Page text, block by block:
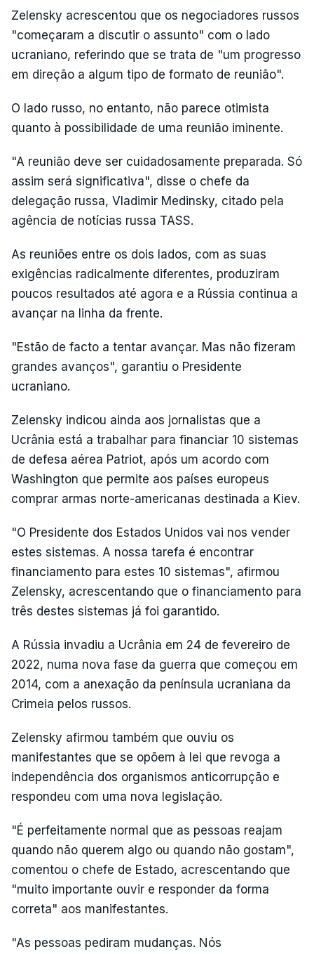
Zelensky acrescentou que os negociadores russos
"começaram a discutir o assunto" com o lado
ucraniano, referindo que se trata de "um progresso
em direção a algum tipo de formato de reunião".
O lado russo, no entanto, não parece otimista
quanto à possibilidade de uma reunião iminente.
"A reunião deve ser cuidadosamente preparada. Só
assim será significativa", disse o chefe da
delegação russa, Vladimir Medinsky, citado pela
agência de notícias russa TASS.
As reuniões entre os dois lados, com as suas
exigências radicalmente diferentes, produziram
poucos resultados até agora e a Rússia continua a
avançar na linha da frente.
"Estão de facto a tentar avançar. Mas não fizeram
grandes avanços", garantiu o Presidente
ucraniano.
Zelensky indicou ainda aos jornalistas que a
Ucrânia está a trabalhar para financiar 10 sistemas
de defesa aérea Patriot, após um acordo com
Washington que permite aos países europeus
comprar armas norte-americanas destinada a Kiev.
"O Presidente dos Estados Unidos vai nos vender
estes sistemas. A nossa tarefa é encontrar
financiamento para estes 10 sistemas", afirmou
Zelensky, acrescentando que o financiamento para
três destes sistemas já foi garantido.
A Rússia invadiu a Ucrânia em 24 de fevereiro de
2022, numa nova fase da guerra que começou em
2014, com a anexação da península ucraniana da
Crimeia pelos russos.
Zelensky afirmou também que ouviu os
manifestantes que se opõem à lei que revoga a
independência dos organismos anticorrupção e
respondeu com uma nova legislação.
"É perfeitamente normal que as pessoas reajam
quando não querem algo ou quando não gostam",
comentou o chefe de Estado, acrescentando que
"muito importante ouvir e responder da forma
correta" aos manifestantes.
"As pessoas pediram mudanças. Nós